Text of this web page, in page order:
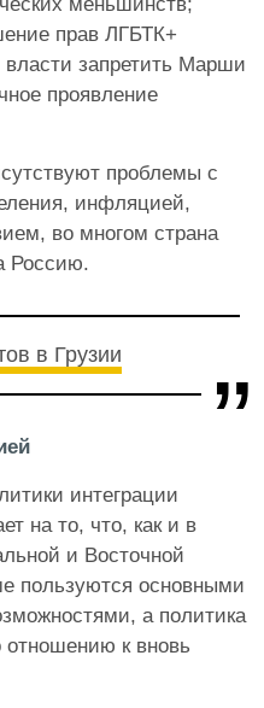
меньшинств;
прав ЛГБТК+
запретить Марши
проявление
проблемы с
инфляцией,
во многом страна
Россию.
в Грузии
интеграции
на то, что, как и в
и Восточной
пользуются основными
а политика
отношению к вновь